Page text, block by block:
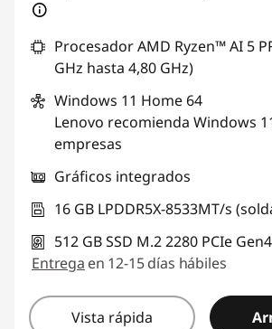
Procesador AMD Ryzen™ AI 5
GHz hasta 4,80 GHz)
Windows 11 Home 64
Lenovo recomienda Windows
empresas
Gráficos integrados
16 GB LPDDR5X-8533MT/s
512 GB SSD M.2 2280 PCIe
Entrega en 12-15 días hábiles
Vista rápida